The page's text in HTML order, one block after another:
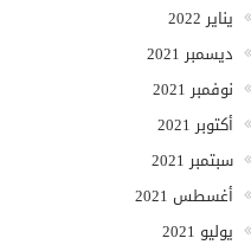
يناير 2022
ديسمبر 2021
نوفمبر 2021
أكتوبر 2021
سبتمبر 2021
أغسطس 2021
يوليو 2021